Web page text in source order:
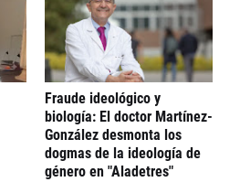
Fraude ideológico y
biología: El doctor Martínez-
González desmonta los
dogmas de la ideología de
género en "Aladetres"